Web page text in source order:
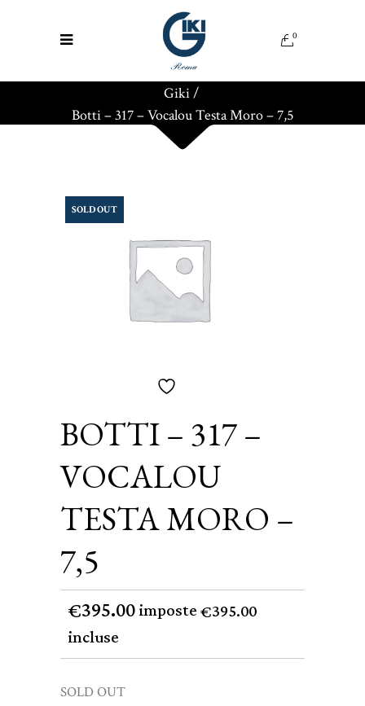
0
Giki/
Botti – 317 – Vocalou Testa Moro – 7,5
SOLD OUT
BOTTI – 317 –
VOCALOU
TESTA MORO –
7,5
€395.00imposte€395.00
incluse
SOLD OUT